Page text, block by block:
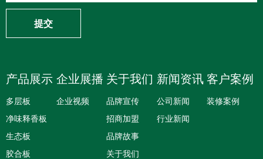
提交
产品展示
多层板
净味释香板
生态板
胶合板
企业展播
企业视频
关于我们
品牌宣传
招商加盟
品牌故事
关于我们
新闻资讯
公司新闻
行业新闻
客户案例
装修案例